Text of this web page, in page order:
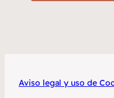
Aviso legal y uso de